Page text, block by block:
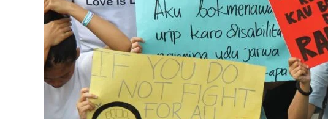
Seksualitas
Bagian
Dua